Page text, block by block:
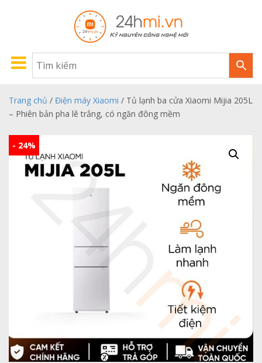
Trang chủ / Điện máy Xiaomi / Tủ lạnh ba cửa Xiaomi Mijia 205L
– Phiên bản pha lê trắng, có ngăn đông mềm
- 24%